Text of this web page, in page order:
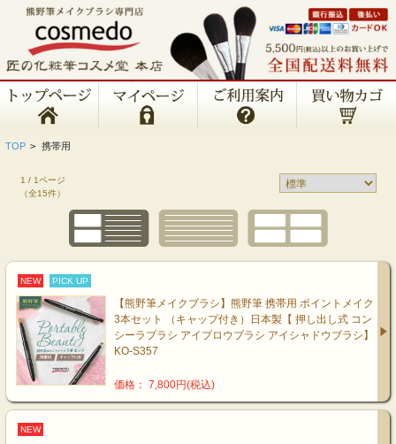
TOP > 携帯用
1 / 1ページ
（全15件）
NEW PICK UP
【熊野筆メイクブラシ】熊野筆 携帯用 ポイントメイク
3本セット （キャップ付き）日本製【 押し出し式 コン
シーラブラシ アイブロウブラシ アイシャドウブラシ】
KO-S357
価格： 7,800円(税込)
NEW